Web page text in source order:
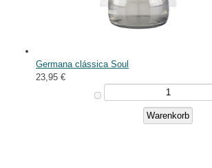
Germana clássica Soul
23,95 €